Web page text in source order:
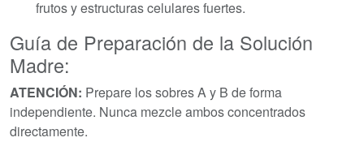
frutos y estructuras celulares fuertes.
Guía de Preparación de la Solución
Madre:
ATENCIÓN: Prepare los sobres A y B de forma
independiente. Nunca mezcle ambos concentrados
directamente.